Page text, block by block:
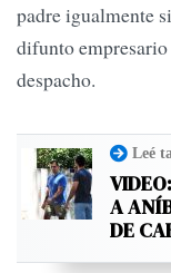
padre igualmente
difunto empresario
despacho.
Leé
A
DE